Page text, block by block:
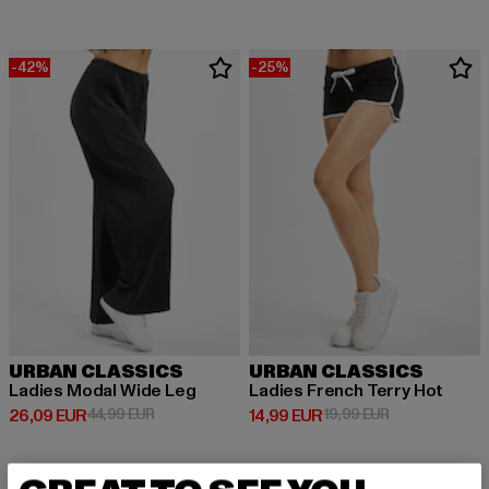
-42%
URBAN CLASSICS
Ladies Modal Wide Leg
26,09 EUR
Derzeitiger Preis: 26,09 EUR
44,99 EURAktionspreis: 44,99 EUR
-25%
URBAN CLASSICS
Ladies French Terry Hot
14,99 EUR
Derzeitiger Preis: 14,99 EUR
19,99 EURAktionspreis: